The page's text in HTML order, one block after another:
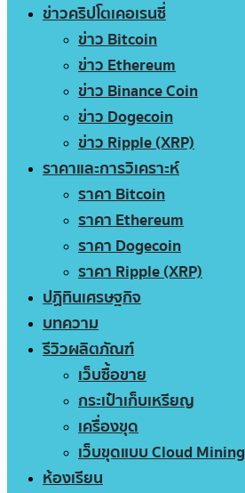
ข่าวคริปโตเคอเรนซี่
ข่าว Bitcoin
ข่าว Ethereum
ข่าว Binance Coin
ข่าว Dogecoin
ข่าว Ripple (XRP)
ราคาและการวิเคราะห์
ราคา Bitcoin
ราคา Ethereum
ราคา Dogecoin
ราคา Ripple (XRP)
ปฏิทินเศรษฐกิจ
บทความ
รีวิวผลิตภัณฑ์
เว็บซื้อขาย
กระเป๋าเก็บเหรียญ
เครื่องขุด
เว็บขุดแบบ Cloud Mining
ห้องเรียน